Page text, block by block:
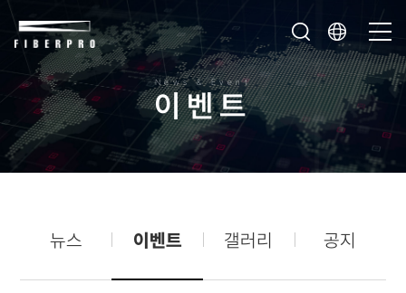
News & Event
이벤트
뉴스 이벤트 갤러리 공지